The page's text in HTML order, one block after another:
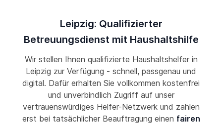
Leipzig: Qualifizierter
Betreuungsdienst mit Haushaltshilfe
Wir stellen Ihnen qualifizierte Haushaltshelfer in
Leipzig zur Verfügung - schnell, passgenau und
digital. Dafür erhalten Sie vollkommen kostenfrei
und unverbindlich Zugriff auf unser
vertrauenswürdiges Helfer-Netzwerk und zahlen
erst bei tatsächlicher Beauftragung einen fairen